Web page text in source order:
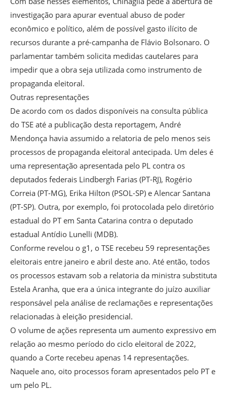
investigação para apurar eventual abuso de poder
econômico e político, além de possível gasto ilícito de
recursos durante a pré-campanha de Flávio Bolsonaro. O
parlamentar também solicita medidas cautelares para
impedir que a obra seja utilizada como instrumento de
propaganda eleitoral.
Outras representações
De acordo com os dados disponíveis na consulta pública
do TSE até a publicação desta reportagem, André
Mendonça havia assumido a relatoria de pelo menos seis
processos de propaganda eleitoral antecipada. Um deles é
uma representação apresentada pelo PL contra os
deputados federais Lindbergh Farias (PT-RJ), Rogério
Correia (PT-MG), Erika Hilton (PSOL-SP) e Alencar Santana
(PT-SP). Outra, por exemplo, foi protocolada pelo diretório
estadual do PT em Santa Catarina contra o deputado
estadual Antídio Lunelli (MDB).
Conforme revelou o g1, o TSE recebeu 59 representações
eleitorais entre janeiro e abril deste ano. Até então, todos
os processos estavam sob a relatoria da ministra substituta
Estela Aranha, que era a única integrante do juízo auxiliar
responsável pela análise de reclamações e representações
relacionadas à eleição presidencial.
O volume de ações representa um aumento expressivo em
relação ao mesmo período do ciclo eleitoral de 2022,
quando a Corte recebeu apenas 14 representações.
Naquele ano, oito processos foram apresentados pelo PT e
um pelo PL.